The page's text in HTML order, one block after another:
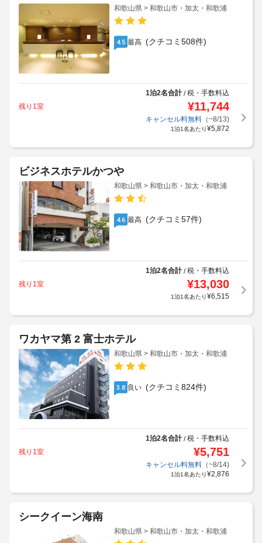
和歌山県 > 和歌山市・加太・和歌浦
4.5 最高 (クチコミ508件)
1泊2名合計/税・手数料込
残り1室
¥11,744
キャンセル料無料（~8/13)
1泊1名あたり¥5,872
ビジネスホテルかつや
和歌山県 > 和歌山市・加太・和歌浦
4.6 最高 (クチコミ57件)
1泊2名合計/税・手数料込
残り1室
¥13,030
1泊1名あたり¥6,515
ワカヤマ第 2 富士ホテル
和歌山県 > 和歌山市・加太・和歌浦
3.8 良い (クチコミ824件)
1泊2名合計/税・手数料込
残り1室
¥5,751
キャンセル料無料（~8/14)
1泊1名あたり¥2,876
シークイーン海南
和歌山県 > 和歌山市・加太・和歌浦